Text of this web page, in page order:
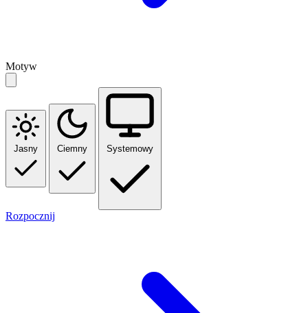
Motyw
Jasny Ciemny Systemowy
Rozpocznij